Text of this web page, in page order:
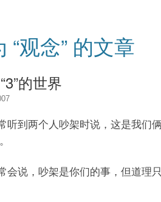
“观念” 的文章
的世界
听到两个人吵架时说，这是我们
会说，吵架是你们的事，但道理